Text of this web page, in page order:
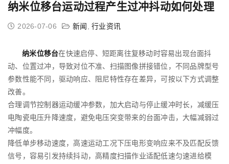
纳米位移台运动过程产生过冲抖动如何处理
2026-07-06 新闻 行业资讯
纳米位移台在快速启停、短距离往复移动时容易出现台面抖
动、位置过冲，导致对位不准、扫描图像拼接错位，不同品牌型号
参数性能不同，驱动响应、阻尼特性存在差异，可按以下方式调整
改善。
合理调节控制器运动缓冲参数，加大启动与停止缓冲时长，减缓压
电陶瓷电压升降速度，避免电压突变带来的台面冲击，大幅减弱过
冲幅度。
降低单步移动速度，高速运动工况下压电形变响应来不及匹配反馈
信号，容易引发持续抖动，高精度扫描作业适配低速匀速进给模